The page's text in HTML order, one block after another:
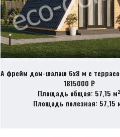
А фрейм дом-шалаш 6х8 м с
1815000 ₽
Площадь общая: 57,15 м2
Площадь полезная: 57,15